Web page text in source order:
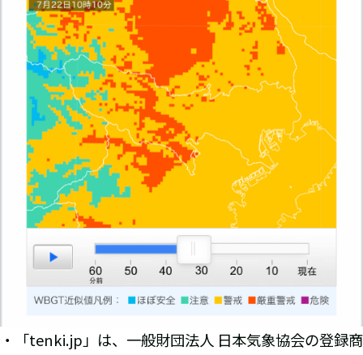
・「tenki.jp」は、一般財団法人 日本気象協会の登録商